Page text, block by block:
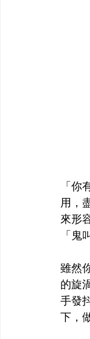
「
用，
來形
「鬼
雖然
的旋
手發
下，